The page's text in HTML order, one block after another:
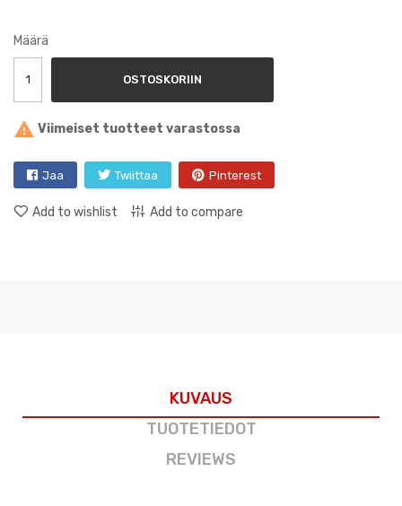
Määrä
OSTOSKORIIN
 Viimeiset tuotteet varastossa
Jaa Twiittaa Pinterest
Add to wishlist Add to compare
KUVAUS
TUOTETIEDOT
REVIEWS